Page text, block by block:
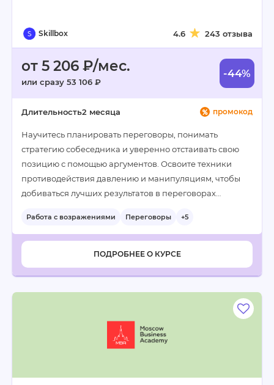
Skillbox 4.6 243 отзыва
от 5 206 ₽/мес.
или сразу 53 106 ₽
-44%
промокод
Длительность2 месяца
Научитесь планировать переговоры, понимать
стратегию собеседника и уверенно отстаивать свою
позицию с помощью аргументов. Освоите техники
противодействия давлению и манипуляциям, чтобы
добиваться лучших результатов в переговорах…
Работа с возражениями Переговоры +5
ПОДРОБНЕЕ О КУРСЕ